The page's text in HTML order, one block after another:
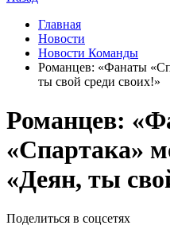
Главная
Новости
Новости Команды
Романцев: «Фанаты
ты свой среди своих!»
Романцев:
«Спартака»
«Деян, ты
Поделиться в соцсетях